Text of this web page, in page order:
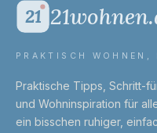
21
PRAKTISCH WOHNEN,
Praktische Tipps, Schritt-
und Wohn­inspiration für
ein bisschen ruhiger,